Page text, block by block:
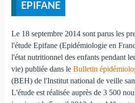
EPIFANE
Le 18 septembre 2014 sont parus les
l'étude Epifane(Epidémiologie en
l'état nutritionnel des enfants pendant
vie) publiée dans le Bulletin
(BEH) de l'Institut national de veille
L'étude est réalisée auprès de 3 500